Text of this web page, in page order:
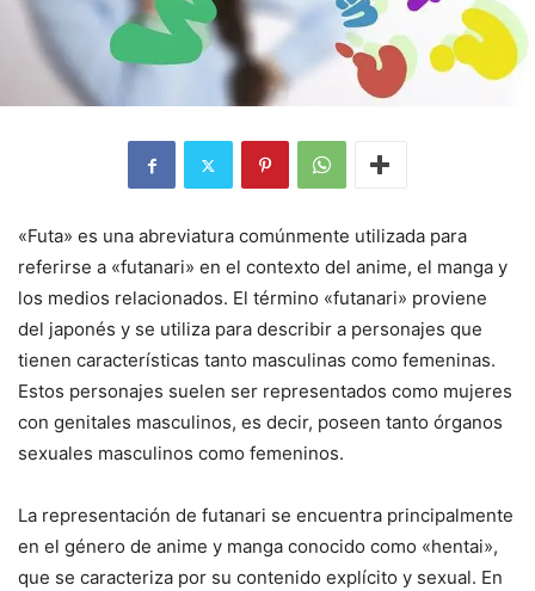
«Futa» es una abreviatura comúnmente utilizada para
referirse a «futanari» en el contexto del anime, el manga y
los medios relacionados. El término «futanari» proviene
del japonés y se utiliza para describir a personajes que
tienen características tanto masculinas como femeninas.
Estos personajes suelen ser representados como mujeres
con genitales masculinos, es decir, poseen tanto órganos
sexuales masculinos como femeninos.
La representación de futanari se encuentra principalmente
en el género de anime y manga conocido como «hentai»,
que se caracteriza por su contenido explícito y sexual. En